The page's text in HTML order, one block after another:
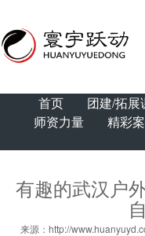
首页 团建/拓展
师资力量
精彩
有趣的武汉户
来源：http://